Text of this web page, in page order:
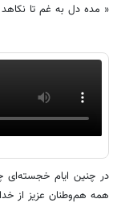
« مده دل به غم تا
در چنین ایام خجسته‌ای
همه هم‌وطنان عزیز از